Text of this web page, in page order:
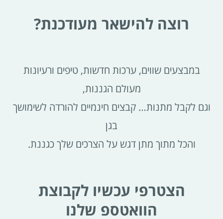
רוצה להישאר מעודכנת?
במבצעים שווים, ערכות חדשות, טיפים ורעיונות
מעולם הגננות,
וגם לקבל מתנות… קבצים חינמיים להורדה לשימושך
בגן
והכל מתוך מתן דגש על הצרכים שלך כגננת.
הצטרפי עכשיו לקבוצת
הוואטספ שלנו